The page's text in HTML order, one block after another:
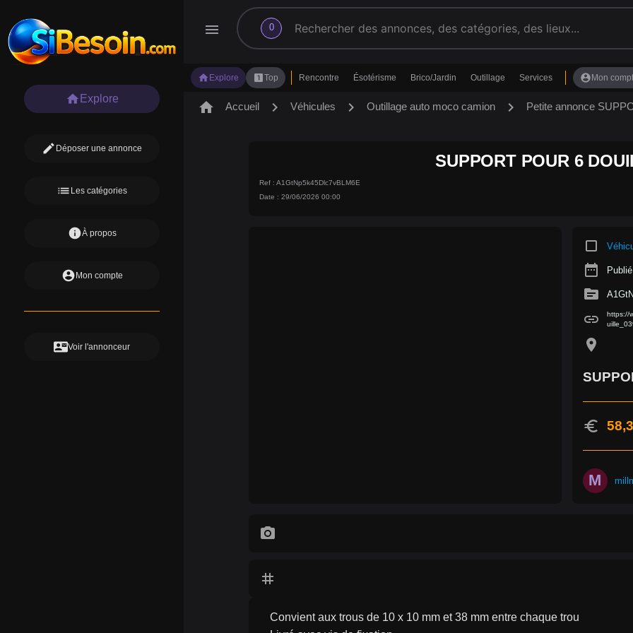
menu 0
search
home Explore looks_oneTop Rencontre Ésotérisme Brico/Jardin Outillage Services account_circle Mon
home Explore
edit Déposer une annonce
list Les catégories
infoÀ propos
account_circle Mon compte
contact_mailVoir l'annonceur
home Accueil chevron_right Véhicules chevron_right Outillage auto moco camion chevron_right Petite annonce
SUPPORT POUR 6
Ref : A1GtNp5k45Dlc7vBLM6E
Date : 29/06/2026 00:00
crop_square
date_range
source
link
https://
location_on
euro
M
photo_camera
tag
Convient aux trous de 10 x 10 mm et 38 mm entre chaque trou